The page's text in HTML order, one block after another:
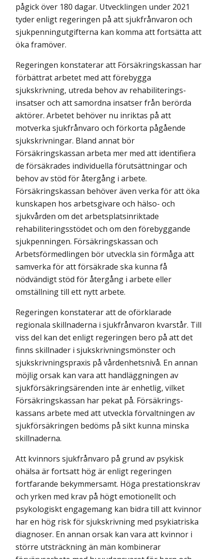
pågick över 180 dagar. Utvecklingen under 2021
tyder enligt regeringen på att sjukfrånvaron och
sjukpenningutgifterna kan komma att fortsätta att
öka fram­över.
Regeringen konstaterar att Försäkringskassan har
förbättrat arbetet med att förebygga
sjukskrivning, utreda behov av rehabiliterings­
insatser och att sam­ordna insatser från berörda
aktörer. Arbetet behöver nu inriktas på att
motverka sjukfrånvaro och förkorta pågående
sjukskrivningar. Bland annat bör
Försäkringskassan arbeta mer med att identifiera
de försäkrades individuella förutsättningar och
behov av stöd för återgång i arbete.
Försäkringskassan behöver även verka för att öka
kunskapen hos arbets­givare och hälso- och
sjukvården om det arbetsplatsinriktade
rehabiliterings­stödet och om den förebyggande
sjukpenningen. Försäkrings­kassan och
Arbetsförmedlingen bör utveckla sin förmåga att
samverka för att försäkrade ska kunna få
nödvändigt stöd för återgång i arbete eller
omställning till ett nytt arbete.
Regeringen konstaterar att de oförklarade
regionala skillnaderna i sjukfrån­varon kvarstår. Till
viss del kan det enligt regeringen bero på att det
finns skillnader i sjukskrivningsmönster och
sjukskrivningspraxis på vårdenhets­nivå. En annan
möjlig orsak kan vara att handläggningen av
sjukförsäkrings­ärenden inte är enhetlig, vilket
Försäkringskassan har pekat på. Försäkrings­
kassans arbete med att utveckla förvaltningen av
sjukförsäkringen bedöms på sikt kunna minska
skillnaderna.
Att kvinnors sjukfrånvaro på grund av psykisk
ohälsa är fortsatt hög är enligt regeringen
fortfarande bekymmersamt. Höga prestationskrav
och yrken med krav på högt emotionellt och
psykologiskt engagemang kan bidra till att kvinnor
har en hög risk för sjukskrivning med psykiatriska
diagnoser. En annan orsak kan vara att kvinnor i
större utsträckning än män kombinerar